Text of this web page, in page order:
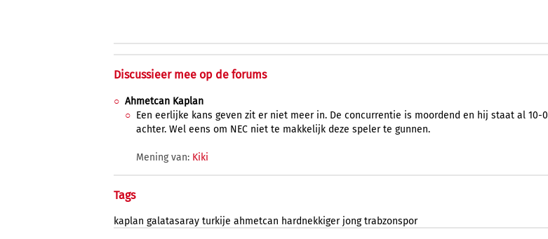
Discussieer mee op de forums
Ahmetcan Kaplan
Een eerlijke kans geven zit er niet meer in. De concurrentie is moordend en hij staat al 10-0
achter. Wel eens om NEC niet te makkelijk deze speler te gunnen.
Mening van: Kiki
Tags
kaplan galatasaray turkije ahmetcan hardnekkiger jong trabzonspor